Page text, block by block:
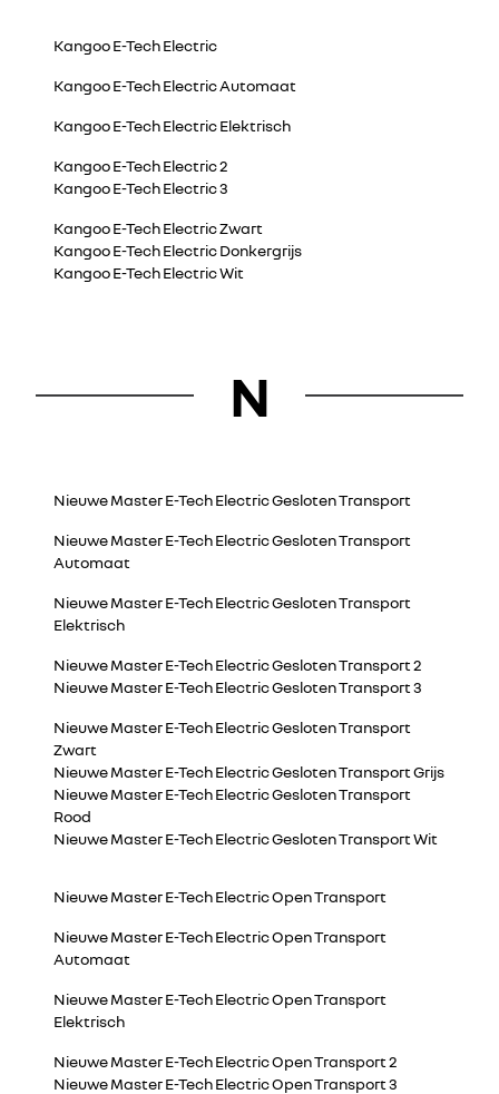
Kangoo E-Tech Electric
Kangoo E-Tech Electric Automaat
Kangoo E-Tech Electric Elektrisch
Kangoo E-Tech Electric 2
Kangoo E-Tech Electric 3
Kangoo E-Tech Electric Zwart
Kangoo E-Tech Electric Donkergrijs
Kangoo E-Tech Electric Wit
N
Nieuwe Master E-Tech Electric Gesloten Transport
Nieuwe Master E-Tech Electric Gesloten Transport
Automaat
Nieuwe Master E-Tech Electric Gesloten Transport
Elektrisch
Nieuwe Master E-Tech Electric Gesloten Transport 2
Nieuwe Master E-Tech Electric Gesloten Transport 3
Nieuwe Master E-Tech Electric Gesloten Transport
Zwart
Nieuwe Master E-Tech Electric Gesloten Transport Grijs
Nieuwe Master E-Tech Electric Gesloten Transport
Rood
Nieuwe Master E-Tech Electric Gesloten Transport Wit
Nieuwe Master E-Tech Electric Open Transport
Nieuwe Master E-Tech Electric Open Transport
Automaat
Nieuwe Master E-Tech Electric Open Transport
Elektrisch
Nieuwe Master E-Tech Electric Open Transport 2
Nieuwe Master E-Tech Electric Open Transport 3